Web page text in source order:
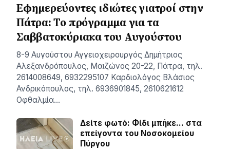
Εφημερεύοντες ιδιώτες γιατροί στην
Πάτρα: Το πρόγραμμα για τα
Σαββατοκύριακα του Αυγούστου
8-9 Αυγούστου Αγγειοχειρουργός Δημήτριος
Αλεξανδρόπουλος, Μαιζώνος 20-22, Πάτρα, τηλ.
2614008649, 6932295107 Καρδιολόγος Βλάσιος
Ανδρικόπουλος, τηλ. 6936901845, 2610621612
Οφθαλμία…
Δείτε φωτό: Φίδι μπήκε… στα
επείγοντα του Νοσοκομείου
Πύργου